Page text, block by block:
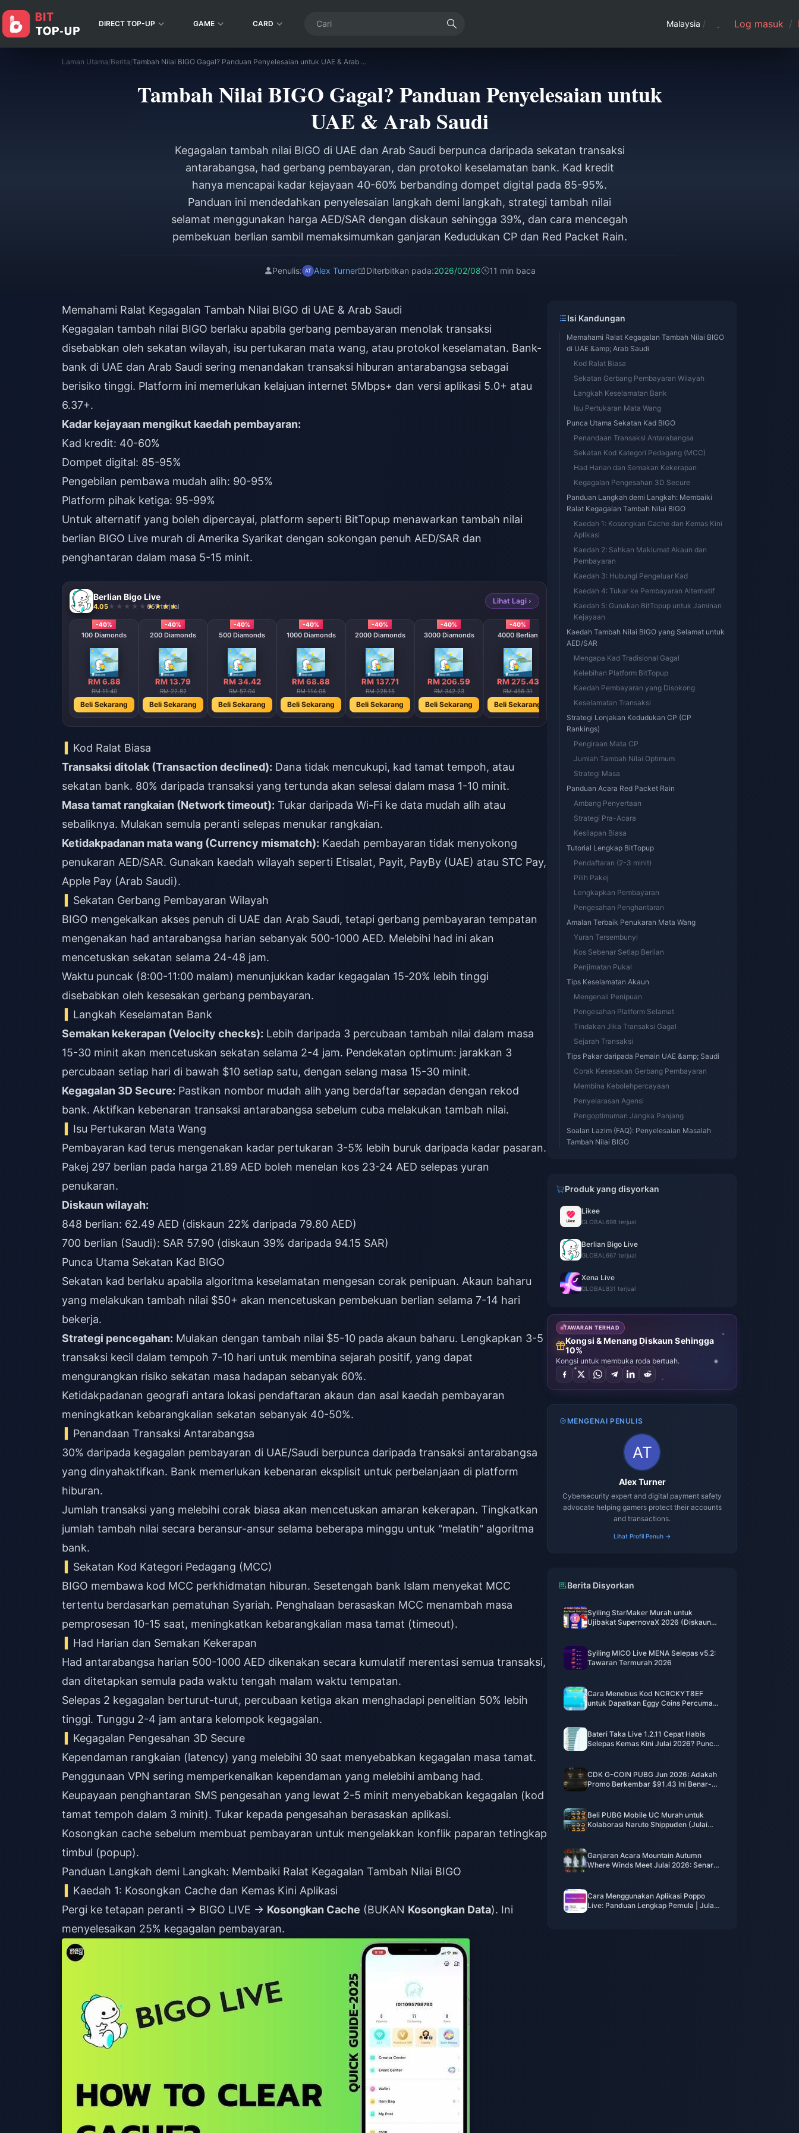
DIRECT TOP-UP GAME CARD Malaysia / Log masuk /
Laman Utama/Berita/ Tambah Nilai BIGO Gagal? Panduan Penyelesaian untuk UAE & Arab Saudi
Tambah Nilai BIGO Gagal? Panduan Penyelesaian untuk
UAE & Arab Saudi
Kegagalan tambah nilai BIGO di UAE dan Arab Saudi berpunca daripada sekatan transaksi
antarabangsa, had gerbang pembayaran, dan protokol keselamatan bank. Kad kredit
hanya mencapai kadar kejayaan 40-60% berbanding dompet digital pada 85-95%.
Panduan ini mendedahkan penyelesaian langkah demi langkah, strategi tambah nilai
selamat menggunakan harga AED/SAR dengan diskaun sehingga 39%, dan cara mencegah
pembekuan berlian sambil memaksimumkan ganjaran Kedudukan CP dan Red Packet Rain.
Penulis: Alex Turner Diterbitkan pada:2026/02/08 11 min baca
Memahami Ralat Kegagalan Tambah Nilai BIGO di UAE & Arab Saudi
Kegagalan tambah nilai BIGO berlaku apabila gerbang pembayaran menolak transaksi
disebabkan oleh sekatan wilayah, isu pertukaran mata wang, atau protokol keselamatan. Bank-
bank di UAE dan Arab Saudi sering menandakan transaksi hiburan antarabangsa sebagai
berisiko tinggi. Platform ini memerlukan kelajuan internet 5Mbps+ dan versi aplikasi 5.0+ atau
6.37+.
Kadar kejayaan mengikut kaedah pembayaran:
Kad kredit: 40-60%
Dompet digital: 85-95%
Pengebilan pembawa mudah alih: 90-95%
Platform pihak ketiga: 95-99%
Untuk alternatif yang boleh dipercayai, platform seperti BitTopup menawarkan tambah nilai
berlian BIGO Live murah di Amerika Syarikat dengan sokongan penuh AED/SAR dan
penghantaran dalam masa 5-15 minit.
Berlian Bigo Live
4.05 667 terjual
Lihat Lagi ›
-40%
100 Diamonds
RM 6.88
RM 11.40
Beli Sekarang
-40%
200 Diamonds
RM 13.79
RM 22.82
Beli Sekarang
-40%
500 Diamonds
RM 34.42
RM 57.04
Beli Sekarang
-40%
1000 Diamonds
RM 68.88
RM 114.08
Beli Sekarang
-40%
2000 Diamonds
RM 137.71
RM 228.15
Beli Sekarang
-40%
3000 Diamonds
RM 206.59
RM 342.23
Beli Sekarang
-40%
4000 Berlian
RM 275.43
RM 456.31
Beli Sekarang
5000 Berlian
RM 570.39
Beli Sekarang
10000 Berlian
RM 1140.77
Beli Sekarang
20000 Berlian
Kod Ralat Biasa
Transaksi ditolak (Transaction declined): Dana tidak mencukupi, kad tamat tempoh, atau
sekatan bank. 80% daripada transaksi yang tertunda akan selesai dalam masa 1-10 minit.
Masa tamat rangkaian (Network timeout): Tukar daripada Wi-Fi ke data mudah alih atau
sebaliknya. Mulakan semula peranti selepas menukar rangkaian.
Ketidakpadanan mata wang (Currency mismatch): Kaedah pembayaran tidak menyokong
penukaran AED/SAR. Gunakan kaedah wilayah seperti Etisalat, Payit, PayBy (UAE) atau STC Pay,
Apple Pay (Arab Saudi).
Sekatan Gerbang Pembayaran Wilayah
BIGO mengekalkan akses penuh di UAE dan Arab Saudi, tetapi gerbang pembayaran tempatan
mengenakan had antarabangsa harian sebanyak 500-1000 AED. Melebihi had ini akan
mencetuskan sekatan selama 24-48 jam.
Waktu puncak (8:00-11:00 malam) menunjukkan kadar kegagalan 15-20% lebih tinggi
disebabkan oleh kesesakan gerbang pembayaran.
Langkah Keselamatan Bank
Semakan kekerapan (Velocity checks): Lebih daripada 3 percubaan tambah nilai dalam masa
15-30 minit akan mencetuskan sekatan selama 2-4 jam. Pendekatan optimum: jarakkan 3
percubaan setiap hari di bawah $10 setiap satu, dengan selang masa 15-30 minit.
Kegagalan 3D Secure: Pastikan nombor mudah alih yang berdaftar sepadan dengan rekod
bank. Aktifkan kebenaran transaksi antarabangsa sebelum cuba melakukan tambah nilai.
Isu Pertukaran Mata Wang
Pembayaran kad terus mengenakan kadar pertukaran 3-5% lebih buruk daripada kadar pasaran.
Pakej 297 berlian pada harga 21.89 AED boleh menelan kos 23-24 AED selepas yuran
penukaran.
Diskaun wilayah:
848 berlian: 62.49 AED (diskaun 22% daripada 79.80 AED)
700 berlian (Saudi): SAR 57.90 (diskaun 39% daripada 94.15 SAR)
Punca Utama Sekatan Kad BIGO
Sekatan kad berlaku apabila algoritma keselamatan mengesan corak penipuan. Akaun baharu
yang melakukan tambah nilai $50+ akan mencetuskan pembekuan berlian selama 7-14 hari
bekerja.
Strategi pencegahan: Mulakan dengan tambah nilai $5-10 pada akaun baharu. Lengkapkan 3-5
transaksi kecil dalam tempoh 7-10 hari untuk membina sejarah positif, yang dapat
mengurangkan risiko sekatan masa hadapan sebanyak 60%.
Ketidakpadanan geografi antara lokasi pendaftaran akaun dan asal kaedah pembayaran
meningkatkan kebarangkalian sekatan sebanyak 40-50%.
Penandaan Transaksi Antarabangsa
30% daripada kegagalan pembayaran di UAE/Saudi berpunca daripada transaksi antarabangsa
yang dinyahaktifkan. Bank memerlukan kebenaran eksplisit untuk perbelanjaan di platform
hiburan.
Jumlah transaksi yang melebihi corak biasa akan mencetuskan amaran kekerapan. Tingkatkan
jumlah tambah nilai secara beransur-ansur selama beberapa minggu untuk "melatih" algoritma
bank.
Sekatan Kod Kategori Pedagang (MCC)
BIGO membawa kod MCC perkhidmatan hiburan. Sesetengah bank Islam menyekat MCC
tertentu berdasarkan pematuhan Syariah. Penghalaan berasaskan MCC menambah masa
pemprosesan 10-15 saat, meningkatkan kebarangkalian masa tamat (timeout).
Had Harian dan Semakan Kekerapan
Had antarabangsa harian 500-1000 AED dikenakan secara kumulatif merentasi semua transaksi,
dan ditetapkan semula pada waktu tengah malam waktu tempatan.
Selepas 2 kegagalan berturut-turut, percubaan ketiga akan menghadapi penelitian 50% lebih
tinggi. Tunggu 2-4 jam antara kelompok kegagalan.
Kegagalan Pengesahan 3D Secure
Kependaman rangkaian (latency) yang melebihi 30 saat menyebabkan kegagalan masa tamat.
Penggunaan VPN sering memperkenalkan kependaman yang melebihi ambang had.
Keupayaan penghantaran SMS pengesahan yang lewat 2-5 minit menyebabkan kegagalan (kod
tamat tempoh dalam 3 minit). Tukar kepada pengesahan berasaskan aplikasi.
Kosongkan cache sebelum membuat pembayaran untuk mengelakkan konflik paparan tetingkap
timbul (popup).
Panduan Langkah demi Langkah: Membaiki Ralat Kegagalan Tambah Nilai BIGO
Kaedah 1: Kosongkan Cache dan Kemas Kini Aplikasi
Pergi ke tetapan peranti → BIGO LIVE → Kosongkan Cache (BUKAN Kosongkan Data). Ini
menyelesaikan 25% kegagalan pembayaran.
Isi Kandungan
Memahami Ralat Kegagalan Tambah Nilai BIGO
di UAE &amp; Arab Saudi
Kod Ralat Biasa
Sekatan Gerbang Pembayaran Wilayah
Langkah Keselamatan Bank
Isu Pertukaran Mata Wang
Punca Utama Sekatan Kad BIGO
Penandaan Transaksi Antarabangsa
Sekatan Kod Kategori Pedagang (MCC)
Had Harian dan Semakan Kekerapan
Kegagalan Pengesahan 3D Secure
Panduan Langkah demi Langkah: Membaiki
Ralat Kegagalan Tambah Nilai BIGO
Kaedah 1: Kosongkan Cache dan Kemas Kini
Aplikasi
Kaedah 2: Sahkan Maklumat Akaun dan
Pembayaran
Kaedah 3: Hubungi Pengeluar Kad
Kaedah 4: Tukar ke Pembayaran Alternatif
Kaedah 5: Gunakan BitTopup untuk Jaminan
Kejayaan
Kaedah Tambah Nilai BIGO yang Selamat untuk
AED/SAR
Mengapa Kad Tradisional Gagal
Kelebihan Platform BitTopup
Kaedah Pembayaran yang Disokong
Keselamatan Transaksi
Strategi Lonjakan Kedudukan CP (CP
Rankings)
Pengiraan Mata CP
Jumlah Tambah Nilai Optimum
Strategi Masa
Panduan Acara Red Packet Rain
Ambang Penyertaan
Strategi Pra-Acara
Kesilapan Biasa
Tutorial Lengkap BitTopup
Pendaftaran (2-3 minit)
Pilih Pakej
Lengkapkan Pembayaran
Pengesahan Penghantaran
Amalan Terbaik Penukaran Mata Wang
Yuran Tersembunyi
Kos Sebenar Setiap Berlian
Penjimatan Pukal
Tips Keselamatan Akaun
Mengenali Penipuan
Pengesahan Platform Selamat
Tindakan Jika Transaksi Gagal
Sejarah Transaksi
Tips Pakar daripada Pemain UAE &amp; Saudi
Corak Kesesakan Gerbang Pembayaran
Membina Kebolehpercayaan
Penyelarasan Agensi
Pengoptimuman Jangka Panjang
Soalan Lazim (FAQ): Penyelesaian Masalah
Tambah Nilai BIGO
Produk yang disyorkan
Likee
GLOBAL 698 terjual
Berlian Bigo Live
GLOBAL 667 terjual
Xena Live
GLOBAL 831 terjual
TAWARAN TERHAD
Kongsi & Menang Diskaun Sehingga
10%
Kongsi untuk membuka roda bertuah.
MENGENAI PENULIS
Alex Turner
Cybersecurity expert and digital payment safety
advocate helping gamers protect their accounts
and transactions.
Lihat Profil Penuh →
Berita Disyorkan
Syiling StarMaker Murah untuk
Ujibakat SupernovaX 2026 (Diskaun
Syiling MICO Live MENA Selepas v5.2:
Tawaran Termurah 2026
Cara Menebus Kod NCRCKYT8EF
untuk Dapatkan Eggy Coins Percuma
Bateri Taka Live 1.2.11 Cepat Habis
Selepas Kemas Kini Julai 2026? Punca
CDK G-COIN PUBG Jun 2026: Adakah
Promo Berkembar $91.43 Ini Benar-
Beli PUBG Mobile UC Murah untuk
Kolaborasi Naruto Shippuden (Julai
Ganjaran Acara Mountain Autumn
Where Winds Meet Julai 2026: Senarai
Cara Menggunakan Aplikasi Poppo
Live: Panduan Lengkap Pemula | Julai